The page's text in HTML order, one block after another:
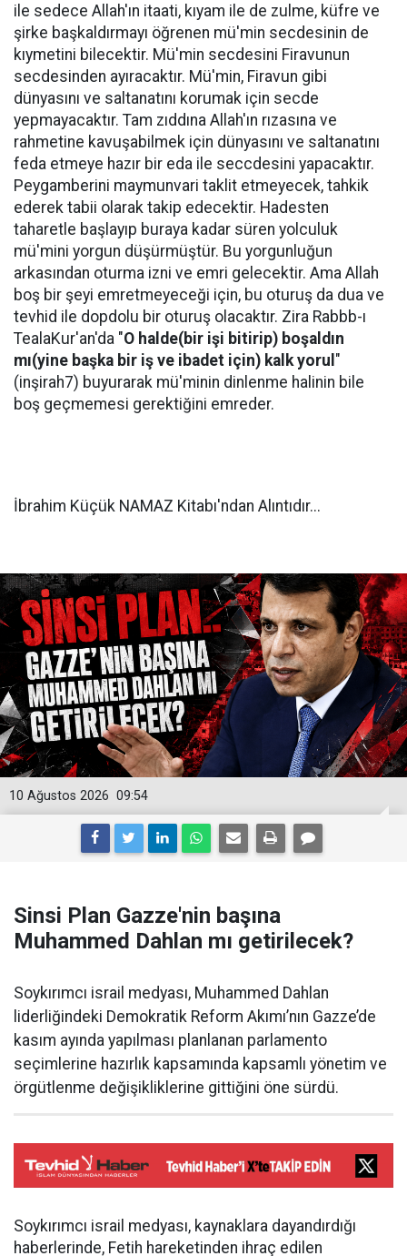
ile sedece Allah'ın itaati, kıyam ile de zulme, küfre ve
şirke başkaldırmayı öğrenen mü'min secdesinin de
kıymetini bilecektir. Mü'min secdesini Firavunun
secdesinden ayıracaktır. Mü'min, Firavun gibi
dünyasını ve saltanatını korumak için secde
yepmayacaktır. Tam zıddına Allah'ın rızasına ve
rahmetine kavuşabilmek için dünyasını ve saltanatını
feda etmeye hazır bir eda ile seccdesini yapacaktır.
Peygamberini maymunvari taklit etmeyecek, tahkik
ederek tabii olarak takip edecektir. Hadesten
taharetle başlayıp buraya kadar süren yolculuk
mü'mini yorgun düşürmüştür. Bu yorgunluğun
arkasından oturma izni ve emri gelecektir. Ama Allah
boş bir şeyi emretmeyeceği için, bu oturuş da dua ve
tevhid ile dopdolu bir oturuş olacaktır. Zira Rabbb-ı
TealaKur'an'da "O halde(bir işi bitirip) boşaldın
mı(yine başka bir iş ve ibadet için) kalk yorul "
(inşirah7) buyurarak mü'minin dinlenme halinin bile
boş geçmemesi gerektiğini emreder.
İbrahim Küçük NAMAZ Kitabı'ndan Alıntıdır...
09:54
10 Ağustos 2026
Sinsi Plan Gazze'nin başına
Muhammed Dahlan mı getirilecek?
Soykırımcı israil medyası, Muhammed Dahlan
liderliğindeki Demokratik Reform Akımı’nın Gazze’de
kasım ayında yapılması planlanan parlamento
seçimlerine hazırlık kapsamında kapsamlı yönetim ve
örgütlenme değişikliklerine gittiğini öne sürdü.
Soykırımcı israil medyası, kaynaklara dayandırdığı
haberlerinde, Fetih hareketinden ihraç edilen